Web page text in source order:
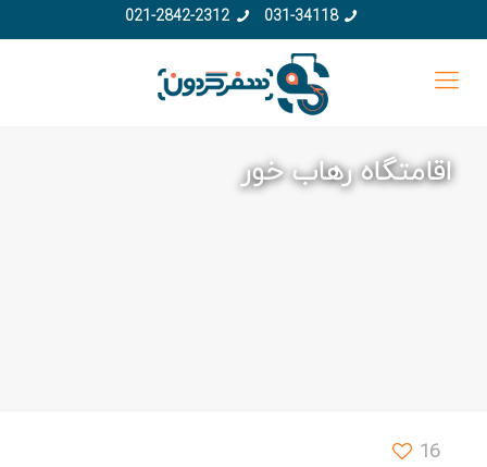
031-34118
021-2842-2312
اقامتگاه رهاب خور
16